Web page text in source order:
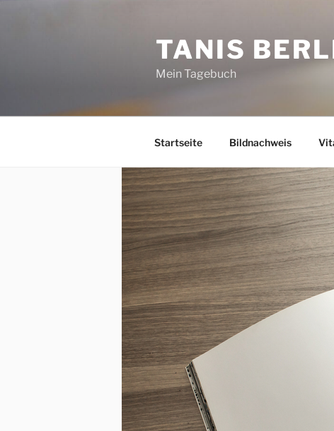
TANIS
Mein Tagebuch
Startseite Bildnachweis